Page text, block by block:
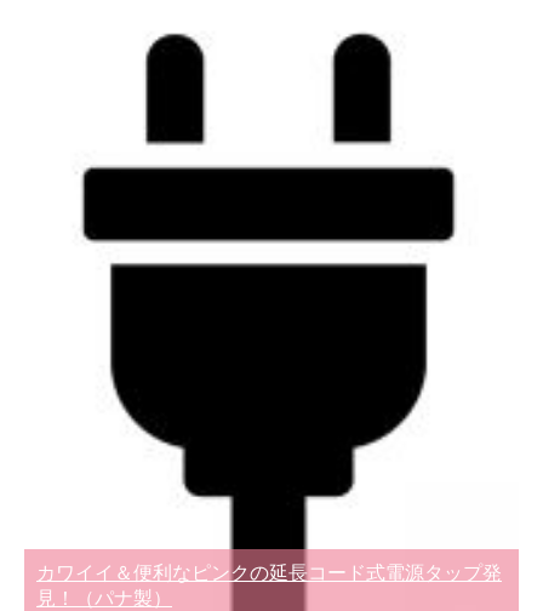
カワイイ＆便利なピンクの延長コード式電源タップ発
見！（パナ製）